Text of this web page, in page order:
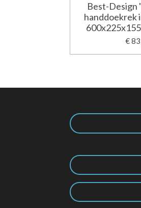
Best-Design
handdoekrek
€